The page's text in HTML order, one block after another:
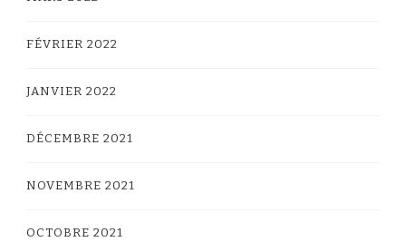
FÉVRIER 2022
JANVIER 2022
DÉCEMBRE 2021
NOVEMBRE 2021
OCTOBRE 2021